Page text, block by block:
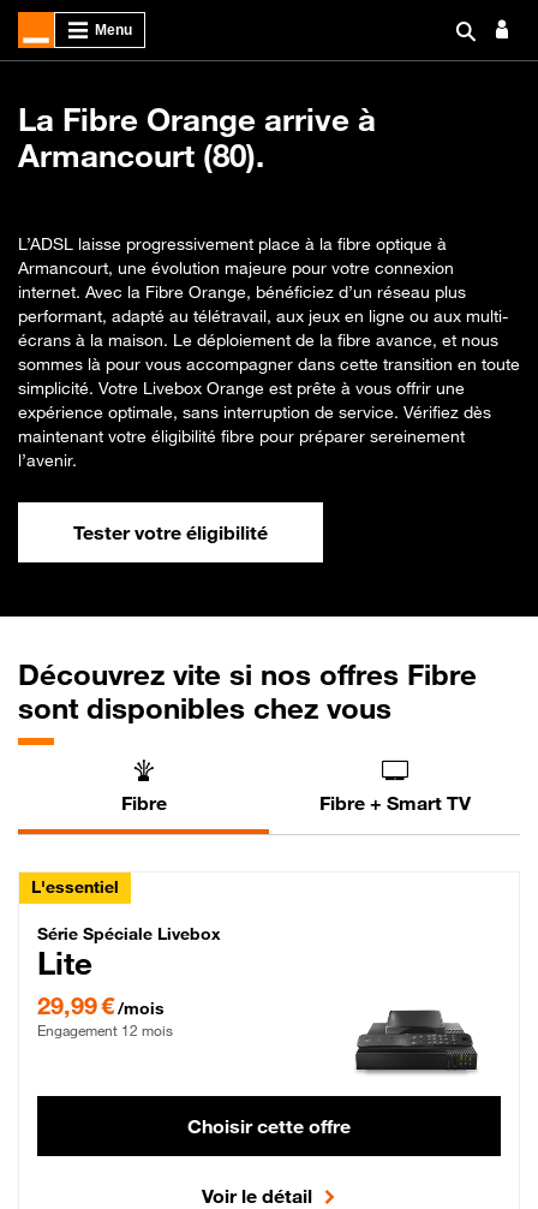
La Fibre Orange arrive à
Armancourt (80).
L’ADSL laisse progressivement place à la fibre optique à
Armancourt, une évolution majeure pour votre connexion
internet. Avec la Fibre Orange, bénéficiez d’un réseau plus
performant, adapté au télétravail, aux jeux en ligne ou aux multi-
écrans à la maison. Le déploiement de la fibre avance, et nous
sommes là pour vous accompagner dans cette transition en toute
simplicité. Votre Livebox Orange est prête à vous offrir une
expérience optimale, sans interruption de service. Vérifiez dès
maintenant votre éligibilité fibre pour préparer sereinement
l’avenir.
Tester votre éligibilité
Découvrez vite si nos offres Fibre
sont disponibles chez vous
Fibre Fibre + Smart TV
L'essentiel
Série Spéciale Livebox Lite Fibre
Série Spéciale Livebox
Lite
29,99 €/mois
Engagement 12 mois
Choisir cette offre
Voir le détail